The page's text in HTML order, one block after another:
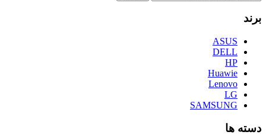
برند
ASUS
DELL
HP
Huawie
Lenovo
LG
SAMSUNG
دسته ها